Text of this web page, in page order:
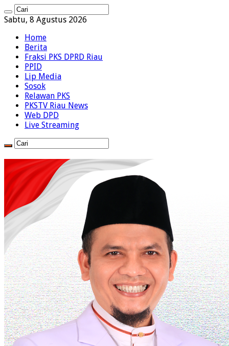
Sabtu, 8 Agustus 2026
Home
Berita
Fraksi PKS DPRD Riau
PPID
Lip Media
Sosok
Relawan PKS
PKSTV Riau News
Web DPD
Live Streaming